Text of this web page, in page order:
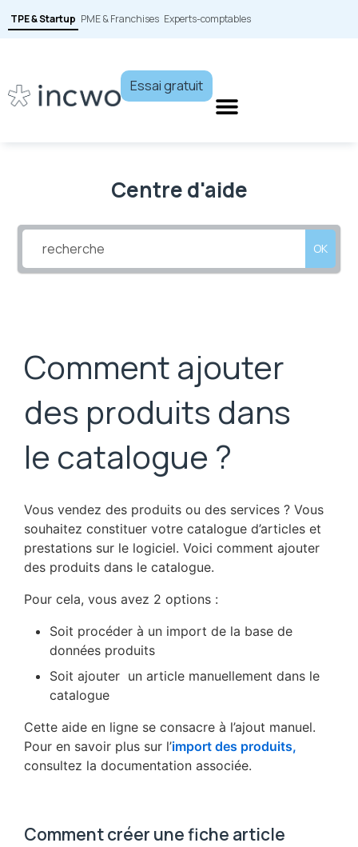
TPE & Startup PME & Franchises Experts-comptables
Essai gratuit
Centre d'aide
OK
Comment ajouter
des produits dans
le catalogue ?
Vous vendez des produits ou des services ? Vous
souhaitez constituer votre catalogue d’articles et
prestations sur le logiciel. Voici comment ajouter
des produits dans le catalogue.
Pour cela, vous avez 2 options :
Soit procéder à un import de la base de
données produits
Soit ajouter un article manuellement dans le
catalogue
Cette aide en ligne se consacre à l’ajout manuel.
Pour en savoir plus sur l’import des produits,
consultez la documentation associée.
Comment créer une fiche article